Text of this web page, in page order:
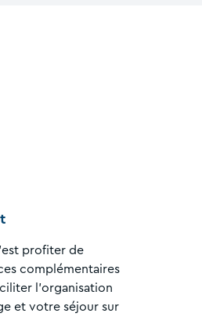
profiter de
complémentaires
l'organisation
et votre séjour sur